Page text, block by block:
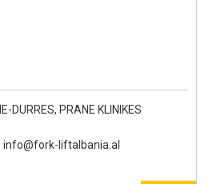
DURRES, PRANE KLINIKES
info@fork-liftalbania.al